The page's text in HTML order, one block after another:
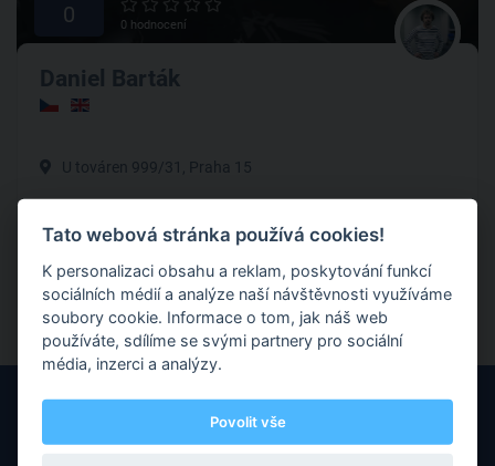
0 0 hodnocení
Daniel Barták
U továren 999/31, Praha 15
MMA je sport pro širokou veřejnost. Přijď a přesvědč se o
tom
MMA
Tato webová stránka používá cookies!
K personalizaci obsahu a reklam, poskytování funkcí
sociálních médií a analýze naší návštěvnosti využíváme
soubory cookie. Informace o tom, jak náš web
používáte, sdílíme se svými partnery pro sociální
média, inzerci a analýzy.
Povolit vše